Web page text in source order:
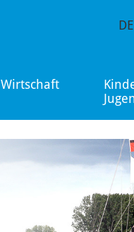
Wirtschaft
DE